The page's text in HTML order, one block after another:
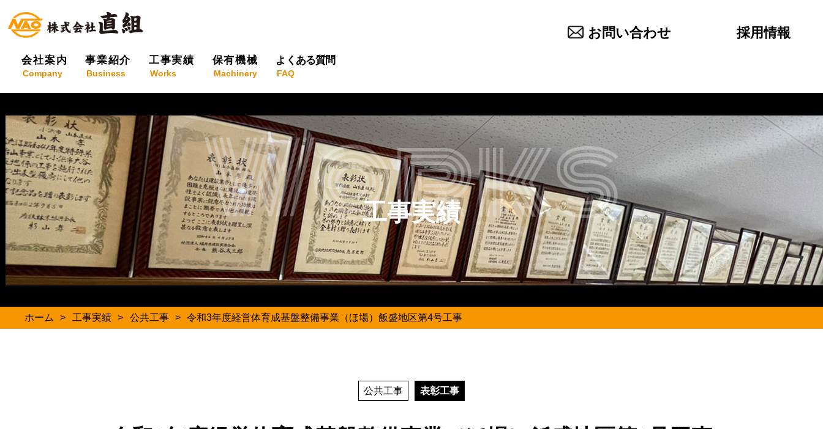
会社案内 事業紹介 工事実績 保有機械 よくある質問
お問い合わせ 採用情報
工事実績
Works
ホーム > 工事実績 > 公共工事 > 令和3年度経営体育成基盤整備事業（ほ場）飯盛地区第4号工事
公共工事 表彰工事